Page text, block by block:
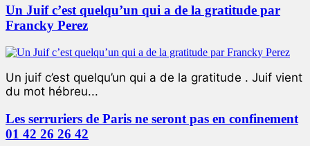
Un Juif c’est quelqu’un qui a de la gratitude par
Francky Perez
Un juif c’est quelqu’un qui a de la gratitude . Juif vient
du mot hébreu...
Les serruriers de Paris ne seront pas en confinement
01 42 26 26 42